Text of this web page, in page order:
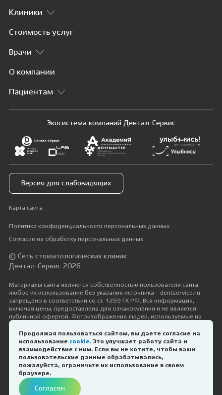
Продолжая пользоваться сайтом, вы даете согласие на
использование cookie. Это улучшает работу сайта и
взаимодействие с ним. Если вы не хотите, чтобы ваши
пользовательские данные обрабатывались,
пожалуйста, ограничьте их использование в своем
браузере.
Согласен
Клиники
Стоимость услуг
Врачи
О компании
Пациентам
Экосистема компаний Дентал-Сервис
Версия для слабовидящих
Карта сайта
Политика конфиденциальности персональных данных
Согласие на обработку персональных данных
© Сеть стоматологических клиник
Дентал-Сервис 2026
Материалы сайта являются собственностью пользователя сайта,
любое их использование без указания источника - dentservice.ru
запрещено в соответствии со ст. 1259 ГК РФ. Вся информация,
включая цены, предоставлена для ознакомления и не является
публичной офертой. Фотоизображения людей, используемые на
сайте, размещены исключительно с их согласия в рамках трудовых и
гражданско-правовых отношений с ними.
Дизайн и разработка — Космос-Веб
ИМЕЮТСЯ ПРОТИВОПОКАЗАНИЯ.
НЕОБХОДИМА КОНСУЛЬТАЦИЯ
СПЕЦИАЛИСТА